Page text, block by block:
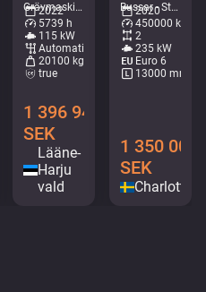
Grävmaskiner - Hjulgrävare • M727-9473
2022
5739 h
115 kW
Automatisk
20100 kg
true
1 396 948
SEK
Lääne-
Harju
vald
Bussar - Stadsbuss • M276-6365
2020
450000 km
2
235 kW
Euro 6
13000 mm
1 350 000
SEK